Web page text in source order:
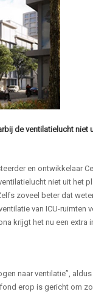
de ventilatielucht niet
en ontwikkelaar
niet uit het
zoveel beter dat
van ICU-ruimten
krijgt het nu een extra
naar ventilatie”,
erop is gericht om